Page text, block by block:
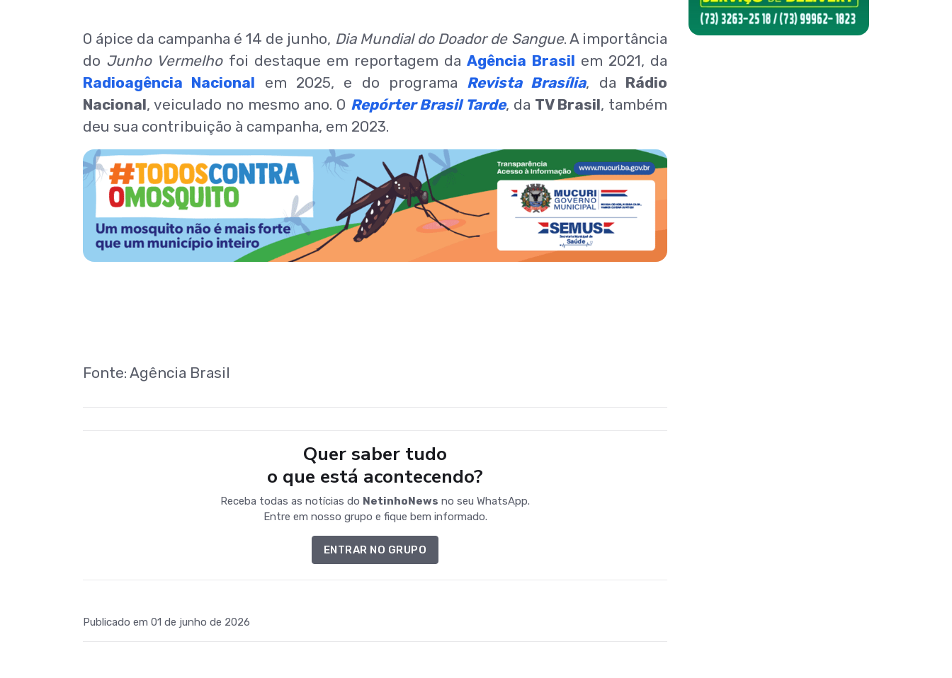
O ápice da campanha é 14 de junho, Dia Mundial do Doador de Sangue. A importância
do Junho Vermelho foi destaque em reportagem daAgência Brasil em 2021, da
Radioagência Nacional em 2025, e do programa Revista Brasília, da Rádio
Nacional, veiculado no mesmo ano. O Repórter Brasil Tarde, da TV Brasil, também
deu sua contribuição à campanha, em 2023.
Fonte: Agência Brasil
Quer saber tudo
o que está acontecendo?
Receba todas as notícias do NetinhoNews no seu WhatsApp.
Entre em nosso grupo e fique bem informado.
ENTRAR NO GRUPO
Publicado em 01 de junho de 2026